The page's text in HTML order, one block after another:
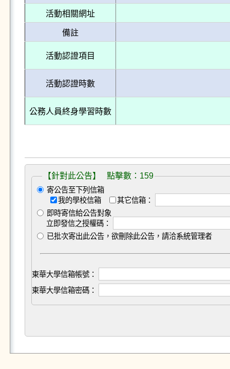
活動相關網址
備註
活動認證項目
活動認證時數
公務人員終身學習時數
【針對此公告】 點擊數：159
寄公告至下列信箱
我的學校信箱
其它信箱：
即時寄信給公告對象
立即發信之授權碼：
已批次寄出此公告，欲刪除此公告，請洽系統管理者
東華大學信箱帳號：
東華大學信箱密碼：